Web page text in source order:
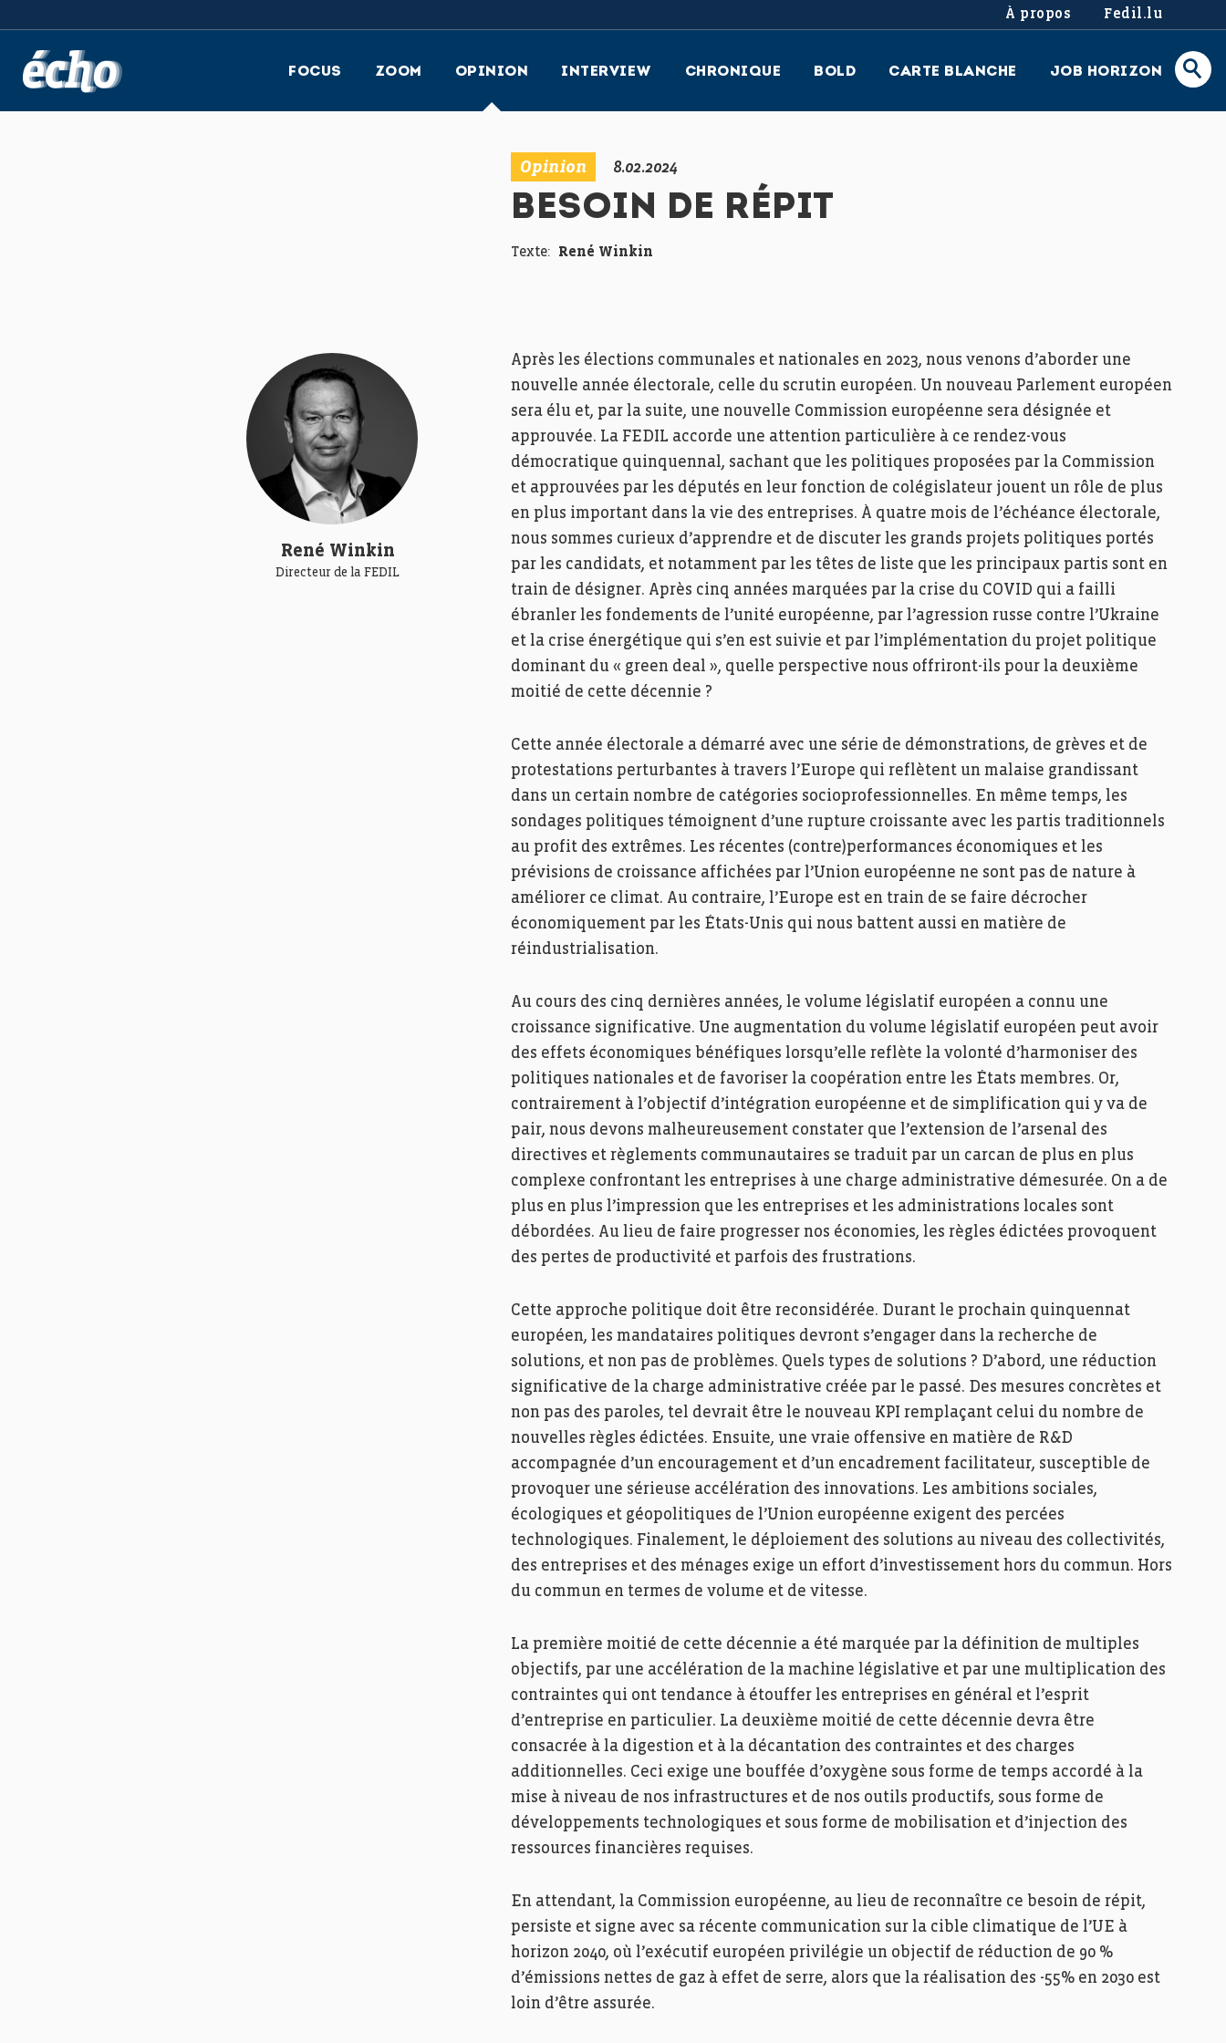
À propos Fedil.lu
FOCUS ZOOM OPINION INTERVIEW CHRONIQUE BOLD CARTE BLANCHE JOB HORIZON
René Winkin
Directeur de la FEDIL
Opinion 8.02.2024
BESOIN DE RÉPIT
Texte: René Winkin
Après les élections communales et nationales en 2023, nous venons d’aborder une
nouvelle année électorale, celle du scrutin européen. Un nouveau Parlement européen
sera élu et, par la suite, une nouvelle Commission européenne sera désignée et
approuvée. La FEDIL accorde une attention particulière à ce rendez-vous
démocratique quinquennal, sachant que les politiques proposées par la Commission
et approuvées par les députés en leur fonction de colégislateur jouent un rôle de plus
en plus important dans la vie des entreprises. À quatre mois de l’échéance électorale,
nous sommes curieux d’apprendre et de discuter les grands projets politiques portés
par les candidats, et notamment par les têtes de liste que les principaux partis sont en
train de désigner. Après cinq années marquées par la crise du COVID qui a failli
ébranler les fondements de l’unité européenne, par l’agression russe contre l’Ukraine
et la crise énergétique qui s’en est suivie et par l’implémentation du projet politique
dominant du « green deal », quelle perspective nous offriront-ils pour la deuxième
moitié de cette décennie ?
Cette année électorale a démarré avec une série de démonstrations, de grèves et de
protestations perturbantes à travers l’Europe qui reflètent un malaise grandissant
dans un certain nombre de catégories socioprofessionnelles. En même temps, les
sondages politiques témoignent d’une rupture croissante avec les partis traditionnels
au profit des extrêmes. Les récentes (contre)performances économiques et les
prévisions de croissance affichées par l’Union européenne ne sont pas de nature à
améliorer ce climat. Au contraire, l’Europe est en train de se faire décrocher
économiquement par les États-Unis qui nous battent aussi en matière de
réindustrialisation.
Au cours des cinq dernières années, le volume législatif européen a connu une
croissance significative. Une augmentation du volume législatif européen peut avoir
des effets économiques bénéfiques lorsqu’elle reflète la volonté d’harmoniser des
politiques nationales et de favoriser la coopération entre les États membres. Or,
contrairement à l’objectif d’intégration européenne et de simplification qui y va de
pair, nous devons malheureusement constater que l’extension de l’arsenal des
directives et règlements communautaires se traduit par un carcan de plus en plus
complexe confrontant les entreprises à une charge administrative démesurée. On a de
plus en plus l’impression que les entreprises et les administrations locales sont
débordées. Au lieu de faire progresser nos économies, les règles édictées provoquent
des pertes de productivité et parfois des frustrations.
Cette approche politique doit être reconsidérée. Durant le prochain quinquennat
européen, les mandataires politiques devront s’engager dans la recherche de
solutions, et non pas de problèmes. Quels types de solutions ? D’abord, une réduction
significative de la charge administrative créée par le passé. Des mesures concrètes et
non pas des paroles, tel devrait être le nouveau KPI remplaçant celui du nombre de
nouvelles règles édictées. Ensuite, une vraie offensive en matière de R&D
accompagnée d’un encouragement et d’un encadrement facilitateur, susceptible de
provoquer une sérieuse accélération des innovations. Les ambitions sociales,
écologiques et géopolitiques de l’Union européenne exigent des percées
technologiques. Finalement, le déploiement des solutions au niveau des collectivités,
des entreprises et des ménages exige un effort d’investissement hors du commun. Hors
du commun en termes de volume et de vitesse.
La première moitié de cette décennie a été marquée par la définition de multiples
objectifs, par une accélération de la machine législative et par une multiplication des
contraintes qui ont tendance à étouffer les entreprises en général et l’esprit
d’entreprise en particulier. La deuxième moitié de cette décennie devra être
consacrée à la digestion et à la décantation des contraintes et des charges
additionnelles. Ceci exige une bouffée d’oxygène sous forme de temps accordé à la
mise à niveau de nos infrastructures et de nos outils productifs, sous forme de
développements technologiques et sous forme de mobilisation et d’injection des
ressources financières requises.
En attendant, la Commission européenne, au lieu de reconnaître ce besoin de répit,
persiste et signe avec sa récente communication sur la cible climatique de l’UE à
horizon 2040, où l’exécutif européen privilégie un objectif de réduction de 90 %
d’émissions nettes de gaz à effet de serre, alors que la réalisation des -55% en 2030 est
loin d’être assurée.